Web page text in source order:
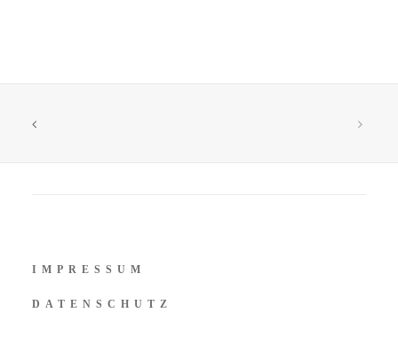
IMPRESSUM
DATENSCHUTZ